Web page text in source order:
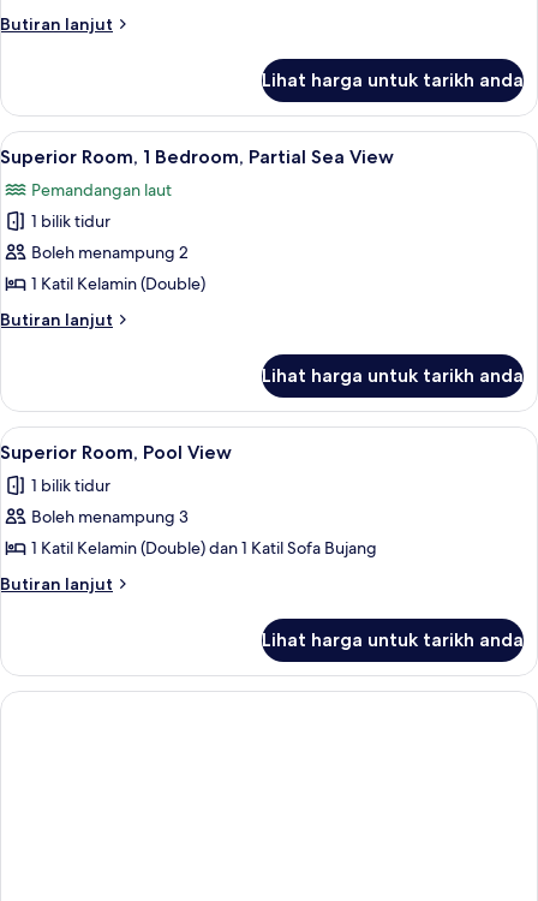
Butiran lanjut
Butiran
Duplex
Family
Room
Lihat harga untuk tarikh anda
Lihat
semua
foto
untuk
Superior
Room,
1
Bedroom,
Sea
View
Bar mini percuma, peti besi dalam
5
Superior Room, 1 Bedroom, Partial Sea View
Pemandangan laut
1 bilik tidur
Boleh menampung 2
1 Katil Kelamin (Double)
Butiran lanjut
Butiran
Room,
Bedroom,
Partial
Sea
View
Lihat harga untuk tarikh anda
Lihat
semua
foto
untuk
Superior
Room,
Superior Room, Pool View | Bar mini
3
Superior Room, Pool View
1 bilik tidur
Boleh menampung 3
1 Katil Kelamin (Double) dan 1 Katil Sofa Bujang
Butiran lanjut
Butiran
Room,
Pool
View
Lihat harga untuk tarikh anda